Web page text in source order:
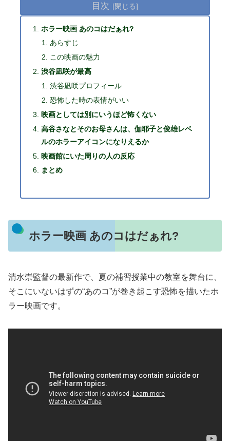
目次
ホラー映画 あのコはだぁれ?
あらすじ
この映画の魅力
渋谷凪咲が最高
渋谷凪咲プロフィール
恐怖した時の表情がいい
映画としては別にいうほど怖くない
高谷さなとそのお母さんは、伽耶子と俊雄レベ
ルのホラーアイコンになりえるか
映画館にいた周りの人の反応
まとめ
ホラー映画 あのコはだぁれ?
清水崇監督の最新作で、夏の補習授業中の教室を舞台に、
そこにいないはずの“あのコ”が巻き起こす恐怖を描いたホ
ラー映画です。